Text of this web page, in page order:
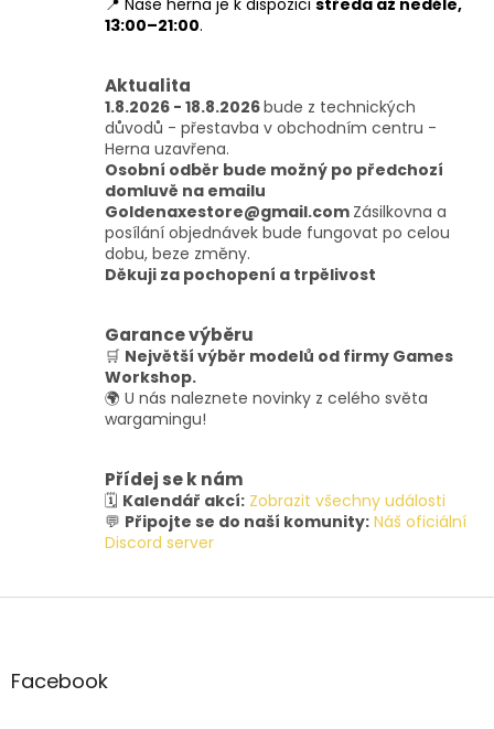
v
ý
i
s
u
📍 Naše herna je k dispozici středa až neděle,
13:00–21:00.
Aktualita
1.8.2026 - 18.8.2026bude z technických
důvodů - přestavba v obchodním centru -
Herna uzavřena.
Osobní odběr bude možný po předchozí
domluvě na emailu
Goldenaxestore@gmail.com Zásilkovna a
posílání objednávek bude fungovat po celou
dobu, beze změny.
Děkuji za pochopení a trpělivost
Garance výběru
🛒 Největší výběr modelů od firmy Games
Workshop.
🌍 U nás naleznete novinky z celého světa
wargamingu!
Přídej se k nám
🗓️ Kalendář akcí: Zobrazit všechny události
💬 Připojte se do naší komunity: Náš oficiální
Discord server
Z
aFacebook